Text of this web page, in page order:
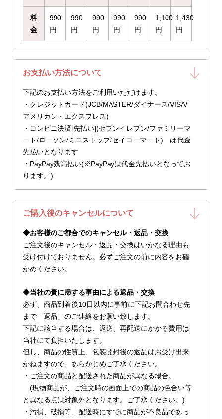
料
金
990
円
990
円
990
円
990
円
990
円
1,100
円
1,430
円
お支払い方法について
下記のお支払い方法をご利用いただけます。
・クレジットカード(JCB/MASTER/ダイナース/VISA/
アメリカン・エクスプレス)
・コンビニ決済[先払い](セブンイレブン/ファミリーマ
ート/ローソン/ミニストップ/セイコーマート) は代金
先払いとなります
・PayPay残高払い(※PayPayは代金先払いとなってお
ります。)
ご購入後のキャンセルについて
◆お客様のご都合でのキャンセル・返品・交換
ご注文後のキャンセル・返品・交換はいかなる理由も
受け付けておりません。必ずご注文の前に内容をお確
かめください。
◆当社の責に帰する事由による返品・交換
必ず、商品到着後10日以内に事前に下記お問合わせ先
まで「返品」のご連絡をお願い致します。
下記に該当する場合は、返送、再配送にかかる費用は
当社にて負担いたします。
但し、商品の性質上、包装開封後の返品はお受け出来
かねますので、あらかじめご了承ください。
・ご注文の商品と配送された商品が異なる場合。
(現物商品が、ご注文時の画面上での商品の色合い等
と異なる点は対象外となります。ご了承ください。)
・汚損、破損等、配送時にすでに商品が不良品であっ